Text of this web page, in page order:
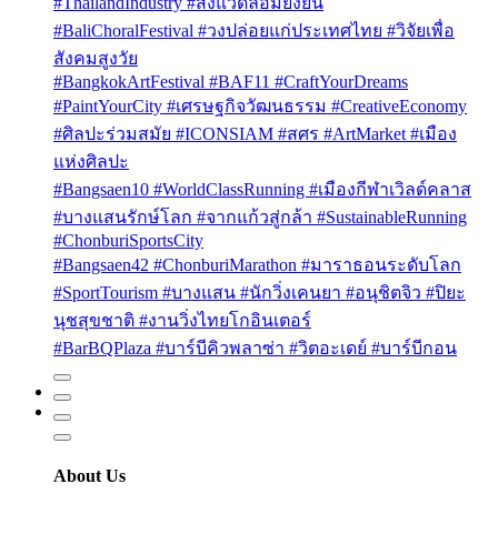
#BaliChoralFestival #วงปล่อยแก่ประเทศไทย #วิจัยเพื่อ
สังคมสูงวัย
#BangkokArtFestival #BAF11 #CraftYourDreams
#PaintYourCity #เศรษฐกิจวัฒนธรรม #CreativeEconomy
#ศิลปะร่วมสมัย #ICONSIAM #สศร #ArtMarket #เมือง
แห่งศิลปะ
#Bangsaen10 #WorldClassRunning #เมืองกีฬาเวิลด์คลาส
#บางแสนรักษ์โลก #จากแก้วสู่กล้า #SustainableRunning
#ChonburiSportsCity
#Bangsaen42 #ChonburiMarathon #มาราธอนระดับโลก
#SportTourism #บางแสน #นักวิ่งเคนยา #อนุชิตจิว #ปิยะ
นุชสุขชาติ #งานวิ่งไทยโกอินเตอร์
#BarBQPlaza #บาร์บีคิวพลาซ่า #วิตอะเดย์ #บาร์บีกอน
About Us